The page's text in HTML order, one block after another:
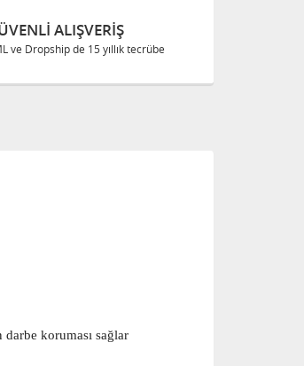
ALIŞVERIŞ
ve Dropship de 15 yıllık tecrübe
koruması sağlar